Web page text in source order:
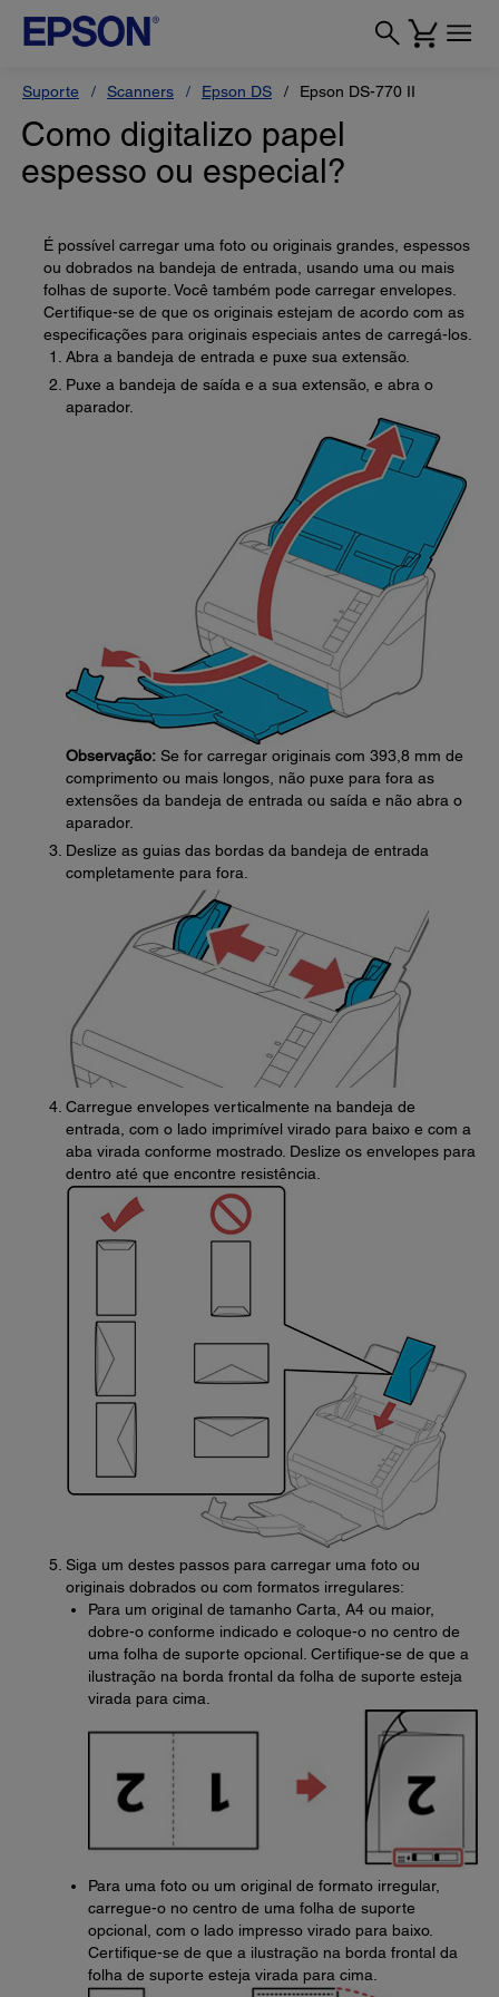
Suporte Scanners Epson DS Epson DS-770 II
Como digitalizo papel
espesso ou especial?
É possível carregar uma foto ou originais grandes, espessos
ou dobrados na bandeja de entrada, usando uma ou mais
folhas de suporte. Você também pode carregar envelopes.
Certifique-se de que os originais estejam de acordo com as
especificações para originais especiais antes de carregá-los.
Abra a bandeja de entrada e puxe sua extensão.
Puxe a bandeja de saída e a sua extensão, e abra o
aparador.
Observação: Se for carregar originais com 393,8 mm de
comprimento ou mais longos, não puxe para fora as
extensões da bandeja de entrada ou saída e não abra o
aparador.
Deslize as guias das bordas da bandeja de entrada
completamente para fora.
Carregue envelopes verticalmente na bandeja de
entrada, com o lado imprimível virado para baixo e com a
aba virada conforme mostrado. Deslize os envelopes para
dentro até que encontre resistência.
Siga um destes passos para carregar uma foto ou
originais dobrados ou com formatos irregulares:
Para um original de tamanho Carta, A4 ou maior,
dobre-o conforme indicado e coloque-o no centro de
uma folha de suporte opcional. Certifique-se de que a
ilustração na borda frontal da folha de suporte esteja
virada para cima.
Para uma foto ou um original de formato irregular,
carregue-o no centro de uma folha de suporte
opcional, com o lado impresso virado para baixo.
Certifique-se de que a ilustração na borda frontal da
folha de suporte esteja virada para cima.